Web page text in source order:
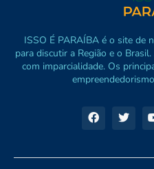
ISSO É PARAÍBA é o site de
para discutir a Região e o
com imparcialidade. Os